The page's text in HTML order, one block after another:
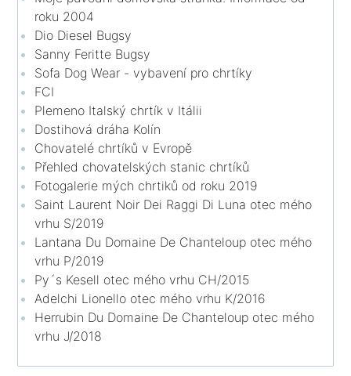
roku 2004
Dio Diesel Bugsy
Sanny Feritte Bugsy
Sofa Dog Wear - vybavení pro chrtíky
FCI
Plemeno Italský chrtík v Itálii
Dostihová dráha Kolín
Chovatelé chrtíků v Evropě
Přehled chovatelských stanic chrtíků
Fotogalerie mých chrtiků od roku 2019
Saint Laurent Noir Dei Raggi Di Luna otec mého
vrhu S/2019
Lantana Du Domaine De Chanteloup otec mého
vrhu P/2019
Py´s Kesell otec mého vrhu CH/2015
Adelchi Lionello otec mého vrhu K/2016
Herrubin Du Domaine De Chanteloup otec mého
vrhu J/2018